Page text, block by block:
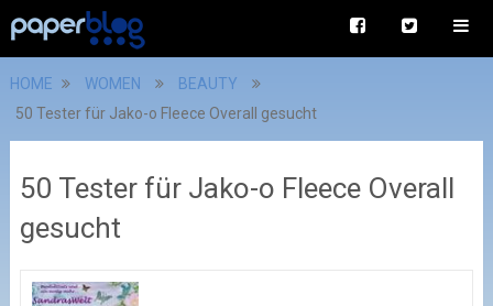
HOME WOMEN
BEAUTY
50 Tester für Jako-o Fleece Overall gesucht
50 Tester für Jako-o Fleece Overall
gesucht